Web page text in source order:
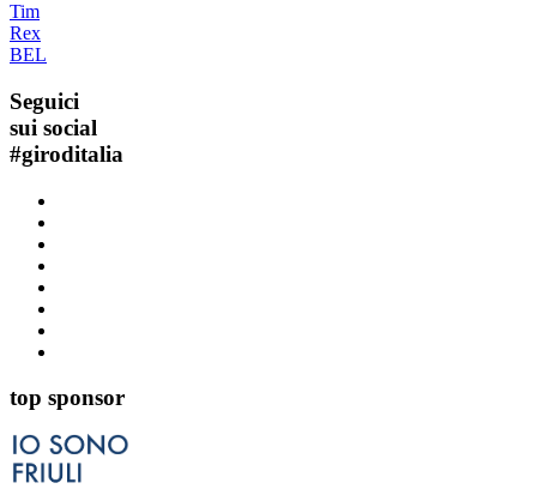
Tim
Rex
BEL
Seguici
sui social
#giroditalia
top sponsor